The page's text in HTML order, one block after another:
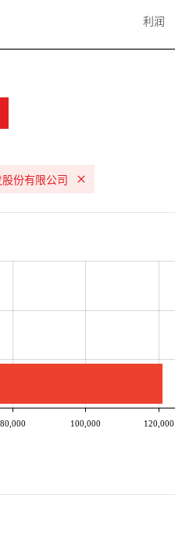
利润
份有限公司
80,000 100,000 120,000